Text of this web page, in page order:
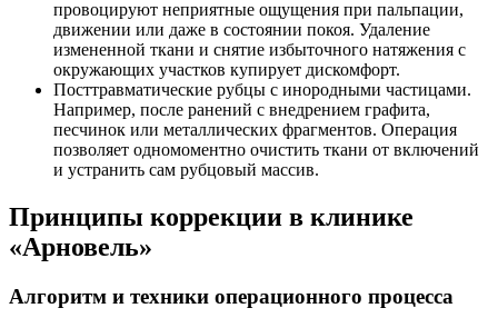
провоцируют неприятные ощущения при пальпации,
движении или даже в состоянии покоя. Удаление
измененной ткани и снятие избыточного натяжения с
окружающих участков купирует дискомфорт.
Посттравматические рубцы с инородными частицами.
Например, после ранений с внедрением графита,
песчинок или металлических фрагментов. Операция
позволяет одномоментно очистить ткани от включений
и устранить сам рубцовый массив.
Принципы коррекции в клинике
«Арновель»
Алгоритм и техники операционного процесса